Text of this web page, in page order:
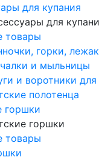
для купания
для
товары
горки,
и мыльницы
и воротники для
полотенца
горшки
горшки
товары